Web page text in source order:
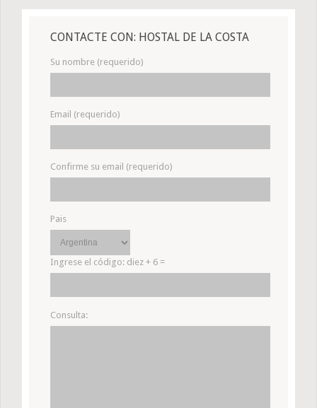
CONTACTE CON: HOSTAL DE LA COSTA
Su nombre (requerido)
Email (requerido)
Confirme su email (requerido)
Pais
Ingrese el código: diez + 6 =
Consulta: